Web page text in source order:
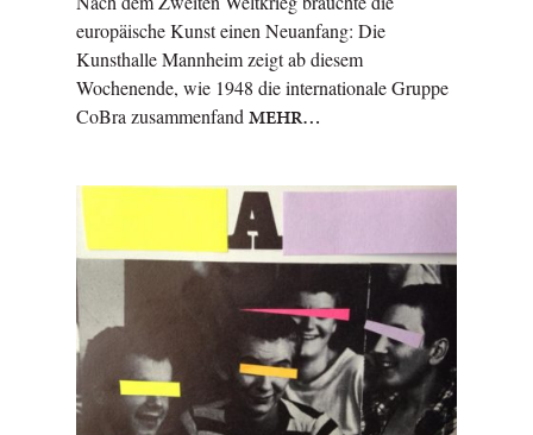
europäische Kunst einen Neuanfang: Die
Kunsthalle Mannheim zeigt ab diesem
Wochenende, wie 1948 die internationale Gruppe
CoBra zusammenfandMEHR…